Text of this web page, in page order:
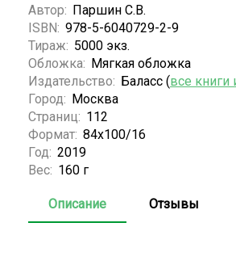
Автор: Паршин С.В.
ISBN: 978-5-6040729-2-9
Тираж: 5000 экз.
Обложка: Мягкая обложка
Издательство: Баласс (все книги
Город: Москва
Страниц: 112
Формат: 84x100/16
Год: 2019
Вес: 160 г
Описание Отзывы